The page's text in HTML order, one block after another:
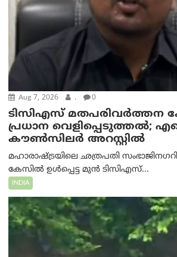
Aug 7, 2026 . 0
ടിസിഎസ് മതപരിവർത്തന
പ്രധാന
കൗൺസിലർ അറസ്റ്റിൽ
മഹാരാഷ്ട്രയിലെ ഛത്രപതി
കേസിൽ ഉൾപ്പെട്ട മുൻ ടിസിഎസ്...
INDIA